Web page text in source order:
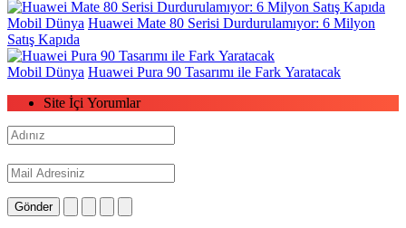
Mobil Dünya Huawei Mate 80 Serisi Durdurulamıyor: 6 Milyon
Satış Kapıda
Mobil Dünya Huawei Pura 90 Tasarımı ile Fark Yaratacak
Site İçi Yorumlar
Gönder